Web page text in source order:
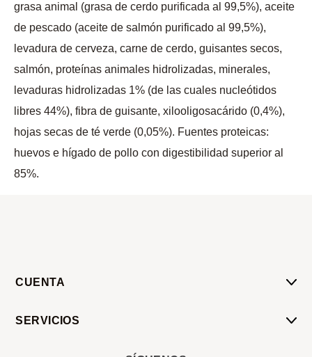
grasa animal (grasa de cerdo purificada al 99,5%), aceite
de pescado (aceite de salmón purificado al 99,5%),
levadura de cerveza, carne de cerdo, guisantes secos,
salmón, proteínas animales hidrolizadas, minerales,
levaduras hidrolizadas 1% (de las cuales nucleótidos
libres 44%), fibra de guisante, xilooligosacárido (0,4%),
hojas secas de té verde (0,05%). Fuentes proteicas:
huevos e hígado de pollo con digestibilidad superior al
85%.
CUENTA
SERVICIOS